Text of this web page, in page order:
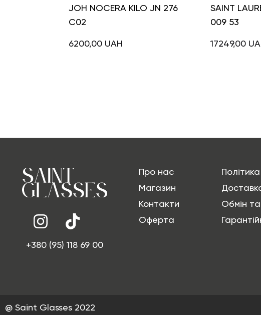
JOH NOCERA KILO JN 276
C02
6200,00 UAH
SAINT
009 53
17249,00
+380 (95) 118 69 00
Про нас
Магазин
Контакти
Оферта
Обмін
@ Saint Glasses 2022